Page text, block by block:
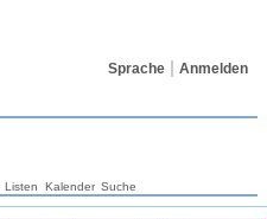
Sprache Anmelden
Listen Kalender Suche